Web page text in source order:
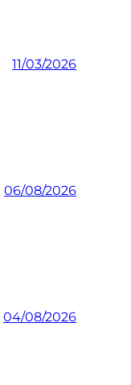
11/03/2026
06/08/2026
04/08/2026